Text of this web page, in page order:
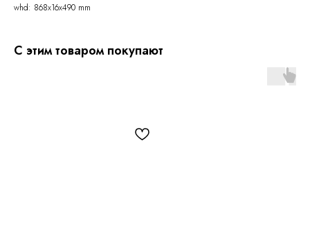
whd: 868x16x490 mm
С этим товаром покупают